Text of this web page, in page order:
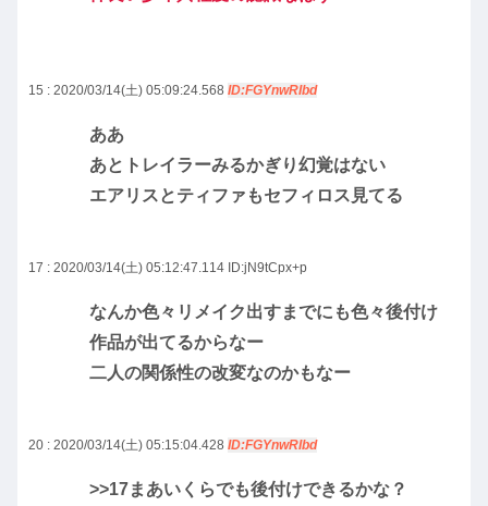
15 : 2020/03/14(土) 05:09:24.568 ID:FGYnwRIbd
ああ
あとトレイラーみるかぎり幻覚はない
エアリスとティファもセフィロス見てる
17 : 2020/03/14(土) 05:12:47.114 ID:jN9tCpx+p
なんか色々リメイク出すまでにも色々後付け
作品が出てるからなー
二人の関係性の改変なのかもなー
20 : 2020/03/14(土) 05:15:04.428 ID:FGYnwRIbd
>>17まあいくらでも後付けできるかな？